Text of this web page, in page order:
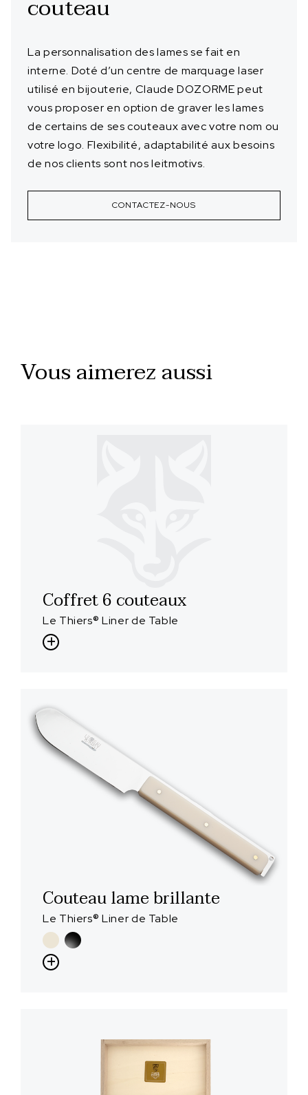
couteau
La personnalisation des lames se fait en
interne. Doté d’un centre de marquage laser
utilisé en bijouterie, Claude DOZORME peut
vous proposer en option de graver les lames
de certains de ses couteaux avec votre nom ou
votre logo. Flexibilité, adaptabilité aux besoins
de nos clients sont nos leitmotivs.
CONTACTEZ-NOUS
Vous aimerez aussi
Coffret 6 couteaux
Le Thiers® Liner de Table
Couteau lame brillante
Le Thiers® Liner de Table